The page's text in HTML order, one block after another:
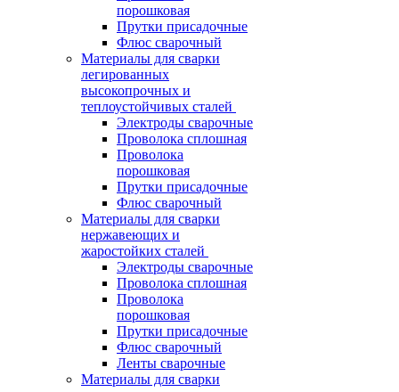
порошковая
Прутки присадочные
Флюс сварочный
Материалы для сварки
легированных
высокопрочных и
теплоустойчивых сталей
Электроды сварочные
Проволока сплошная
Проволока
порошковая
Прутки присадочные
Флюс сварочный
Материалы для сварки
нержавеющих и
жаростойких сталей
Электроды сварочные
Проволока сплошная
Проволока
порошковая
Прутки присадочные
Флюс сварочный
Ленты сварочные
Материалы для сварки